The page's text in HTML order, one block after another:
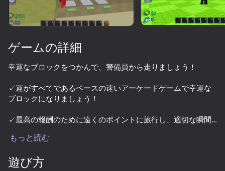
ゲームの詳細
幸運なブロックをつかんで、警備員から走りましょう！
✓運がすべてであるペースの速いアーケードゲームで幸運な
ブロックになりましょう！
✓最高の報酬のために遠くのポイントに旅行し、適切な瞬間
もっと読む
遊び方